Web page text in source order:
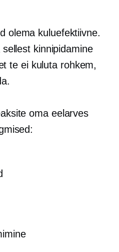
olema kuluefektiivne.
kinnipidamine
te ei kuluta rohkem,
oma eelarves